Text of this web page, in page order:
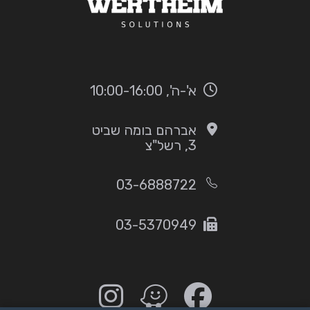
א'-ה', 10:00-16:00
אברהם בומה שביט
3, רשל"צ
03-6888722
03-5370949